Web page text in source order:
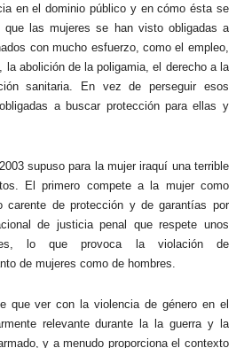
en el dominio público y en cómo ésta se
que las mujeres se han visto obligadas a
con mucho esfuerzo, como el empleo,
la abolición de la poligamia, el derecho a la
sanitaria. En vez de perseguir esos
a buscar protección para ellas y
supuso para la mujer iraquí una terrible
El primero compete a la mujer como
carente de protección y de garantías por
de justicia penal que respete unos
lo que provoca la violación de
de mujeres como de hombres.
que ver con la violencia de género en el
relevante durante la la guerra y la
y a menudo proporciona el contexto